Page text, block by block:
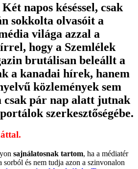
Két napos késéssel, csak
sokkolta olvasóit a
világa azzal a
hogy a Szemlélek
brutálisan beleállt a
a kanadai hírek, hanem
közlemények sem
csak pár nap alatt jutnak
szerkesztőségébe.
sajnálatosnak tartom, ha a médiatér
és nem tudja azon a szinvonalon